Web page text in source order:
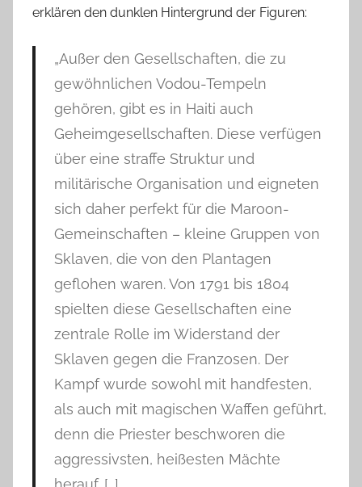
erklären den dunklen Hintergrund der Figuren:
„Außer den Gesellschaften, die zu
gewöhnlichen Vodou-Tempeln
gehören, gibt es in Haiti auch
Geheimgesellschaften. Diese verfügen
über eine straffe Struktur und
militärische Organisation und eigneten
sich daher perfekt für die Maroon-
Gemeinschaften – kleine Gruppen von
Sklaven, die von den Plantagen
geflohen waren. Von 1791 bis 1804
spielten diese Gesellschaften eine
zentrale Rolle im Widerstand der
Sklaven gegen die Franzosen. Der
Kampf wurde sowohl mit handfesten,
als auch mit magischen Waffen geführt,
denn die Priester beschworen die
aggressivsten, heißesten Mächte